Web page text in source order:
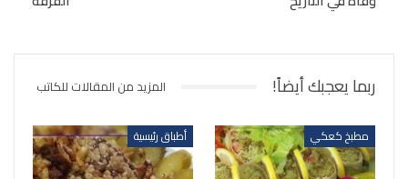
ربما يعجبك أيضاً! المزيد من المقالات للكاتب
مطبخ كعكي أطباق رئيسية